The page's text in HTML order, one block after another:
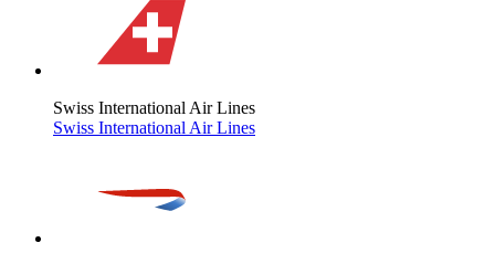
Swiss International Air Lines
Swiss International Air Lines